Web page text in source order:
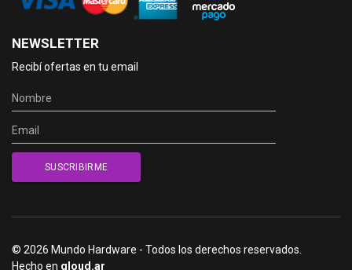
NEWSLETTER
Recibí ofertas en tu email
© 2026 Mundo Hardware - Todos los derechos reservados.
Hecho en qloud.ar